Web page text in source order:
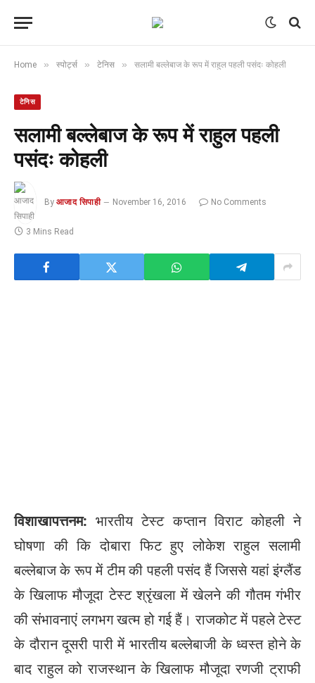
Home » स्पोर्ट्स » टेनिस » सलामी बल्लेबाज के रूप में राहुल पहली पसंदः कोहली
टेनिस
सलामी बल्लेबाज के रूप में राहुल पहली
पसंदः कोहली
By आजाद सिपाही November 16, 2016 No Comments
3 Mins Read
विशाखापत्तनम: भारतीय टेस्ट कप्तान विराट कोहली ने
घोषणा की कि दोबारा फिट हुए लोकेश राहुल सलामी
बल्लेबाज के रूप में टीम की पहली पसंद हैं जिससे यहां इंग्लैंड
के खिलाफ मौजूदा टेस्ट श्रृंखला में खेलने की गौतम गंभीर
की संभावनाएं लगभग खत्म हो गई हैं। राजकोट में पहले टेस्ट
के दौरान दूसरी पारी में भारतीय बल्लेबाजी के ध्वस्त होने के
बाद राहुल को राजस्थान के खिलाफ मौजूदा रणजी ट्राफी